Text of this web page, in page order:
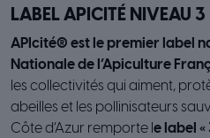
LABEL APICITÉ NIVEAU 3
APIcité® est le premier label
Nationale de l’Apiculture
les collectivités qui aiment,
abeilles et les pollinisateurs
Côte d’Azur remporte l e label